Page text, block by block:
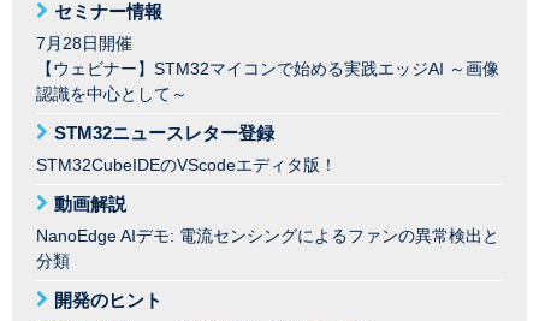
セミナー情報
7月28日開催
【ウェビナー】STM32マイコンで始める実践エッジAI ～画像
認識を中心として～
STM32ニュースレター登録
STM32CubeIDEのVScodeエディタ版！
動画解説
NanoEdge AIデモ: 電流センシングによるファンの異常検出と
分類
開発のヒント